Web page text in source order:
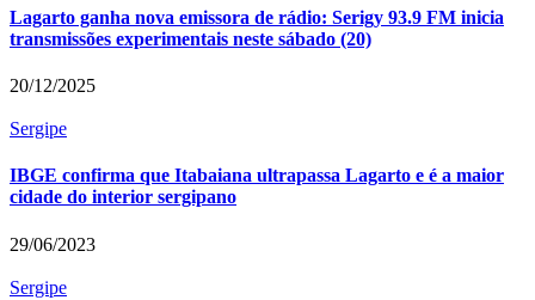
Lagarto ganha nova emissora de rádio: Serigy 93.9 FM inicia
transmissões experimentais neste sábado (20)
20/12/2025
Sergipe
IBGE confirma que Itabaiana ultrapassa Lagarto e é a maior
cidade do interior sergipano
29/06/2023
Sergipe